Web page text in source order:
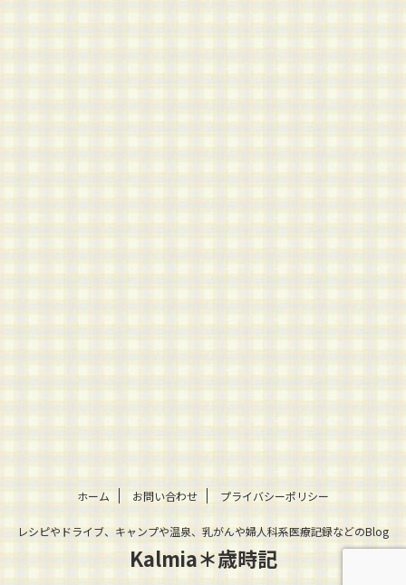
ホーム お問い合わせ プライバシーポリシー
レシピやドライブ、キャンプや温泉、乳がんや婦人科系医療記録などのBlog
Kalmia＊歳時記